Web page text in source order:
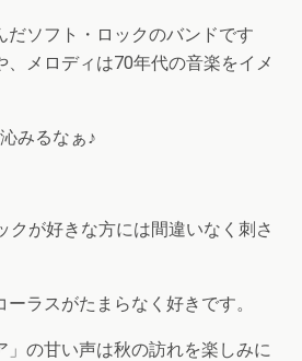
だソフト・ロックのバンドです
、メロディは70年代の音楽をイメ
みるなぁ♪
クが好きな方には間違いなく刺さ
ラスがたまらなく好きです。
」の甘い声は秋の訪れを楽しみに